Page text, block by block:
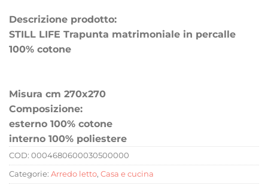
Descrizione prodotto:
STILL LIFE Trapunta matrimoniale in percalle
100% cotone
Misura cm 270x270
Composizione:
esterno 100% cotone
interno 100% poliestere
COD: 0004680600030500000
Categorie: Arredo letto, Casa e cucina